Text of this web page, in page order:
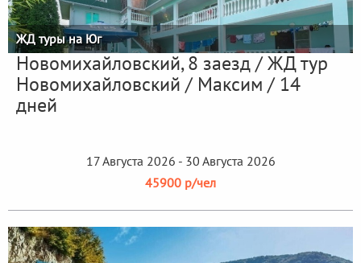
ЖД туры на Юг
Новомихайловский, 8 заезд / ЖД тур
Новомихайловский / Максим / 14
дней
17 Августа 2026 - 30 Августа 2026
45900 р/чел